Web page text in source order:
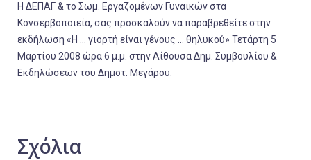
Η ΔΕΠΑΓ & το Σωμ. Εργαζομένων Γυναικών στα
Κονσερβοποιεία, σας προσκαλούν να παραβρεθείτε στην
εκδήλωση «Η … γιορτή είναι γένους … θηλυκού» Τετάρτη 5
Μαρτίου 2008 ώρα 6 μ.μ. στην Αίθουσα Δημ. Συμβουλίου &
Εκδηλώσεων του Δημοτ. Μεγάρου.
Σχόλια
Αθλητικά
Αστυνομικό Δελτίο